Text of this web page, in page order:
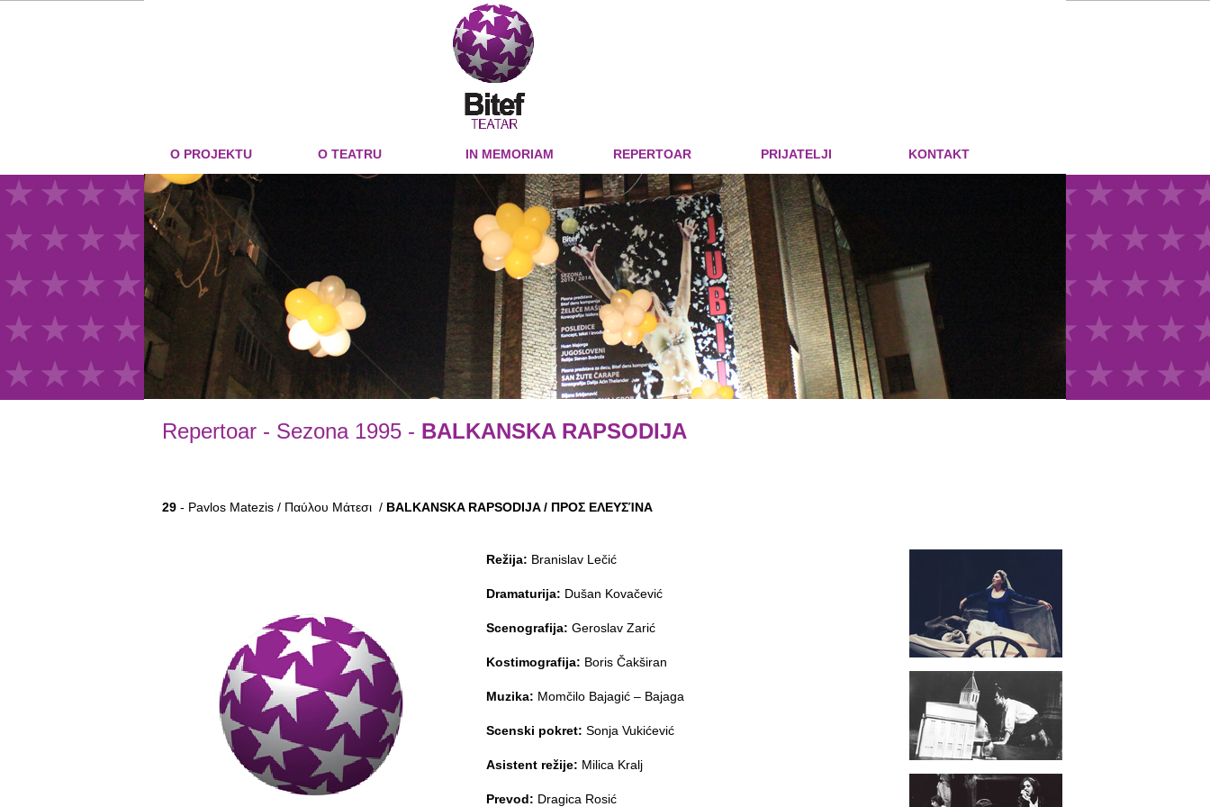
O PROJEKTU O TEATRU IN MEMORIAM REPERTOAR PRIJATELJI KONTAKT
Repertoar - Sezona 1995 - BALKANSKA RAPSODIJA
29 - Pavlos Matezis / Παύλου Μάτεσι / BALKANSKA RAPSODIJA / ΠΡΟΣ ΕΛΕΥΣΊΝΑ
Režija: Branislav Lečić
Dramaturija: Dušan Kovačević
Scenografija: Geroslav Zarić
Kostimografija: Boris Čakširan
Muzika: Momčilo Bajagić – Bajaga
Scenski pokret: Sonja Vukićević
Asistent režije: Milica Kralj
Prevod: Dragica Rosić